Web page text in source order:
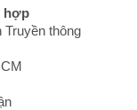
hợp
Truyền thông